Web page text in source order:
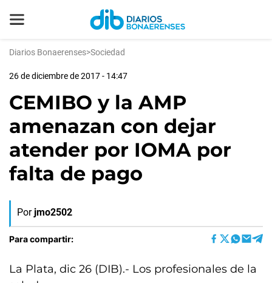
Diarios Bonaerenses>Sociedad
26 de diciembre de 2017 - 14:47
CEMIBO y la AMP
amenazan con dejar
atender por IOMA por
falta de pago
Por jmo2502
Para compartir:
La Plata, dic 26 (DIB).- Los profesionales de la